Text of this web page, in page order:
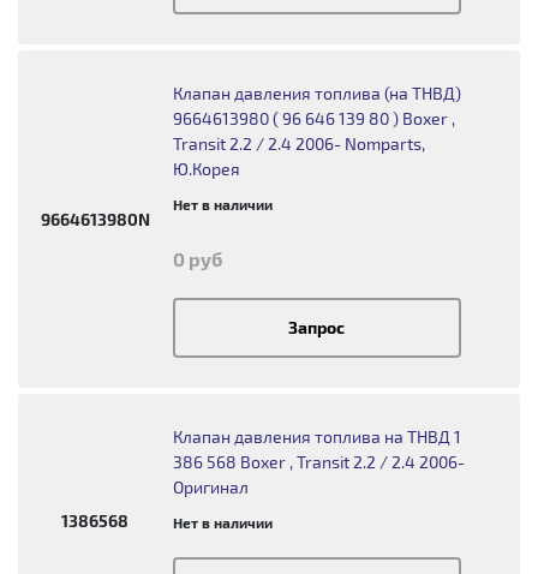
9664613980N
Клапан давления топлива (на ТНВД)
9664613980 ( 96 646 139 80 ) Boxer ,
Transit 2.2 / 2.4 2006- Nomparts,
Ю.Корея
Нет в наличии
0 руб
Запрос
1386568
Клапан давления топлива на ТНВД 1
386 568 Boxer , Transit 2.2 / 2.4 2006-
Оригинал
Нет в наличии